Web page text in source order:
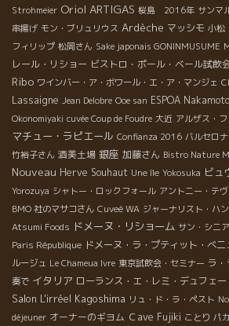
Strohmeier Oriol ARTIGAS 桜島 2016年 サンマ
串揚げ モン・ブリュリウス Ardèche マッシモ 小松
フィリップ 松岡さん Sake japonais GONINMUSUME
レール・リショー ビストロ・ポール・ベール試飲
Ribo ワインバー・ア・ボワール・エ・ア・マンジェ
Lassaigne Jean Delobre Ooe san ESPOA Nakamoto
Okonomiyaki cuvée Coup de Foudre 大近 アルザス・
マチュー・ラピエール Confianza 2016 バルセロ
竹裕子さん 酒美土場 銀座 加藤さん Bistro Nature
Nouveau Herve Souhaut Une île Yokosuka ビュ
Yorozuya シャトー・ロックフォール アントニー・テ
BMO 社のマサコさん Cuveé WA ジャーナリスト・ハ
Atsumi Foods ドメーヌ・リショーム サン・シニ
Paris République ドメーヌ・ラ・プティット・べニ
ルージュ Le Chameua Ivre 東京試飲会・セミナー ラ・
奏で イタリア ローランス・エ・レミ・デュフェ
Salon L'irréel Kagoshima リュ・ド・ラ・ペスト
déjeuner オーナーのギヨム Ｃave Fujiki ことり パ